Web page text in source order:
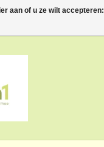
- €--,--
aan of u ze wilt accepteren: